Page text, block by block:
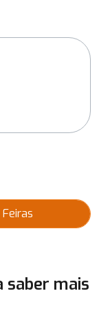
Feiras
saber mais